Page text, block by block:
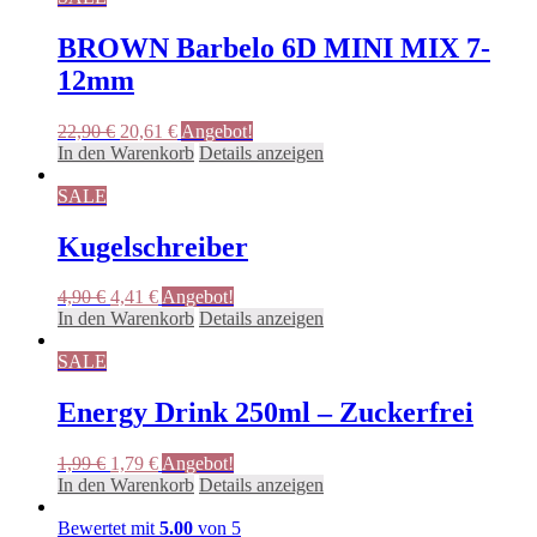
BROWN Barbelo 6D MINI MIX 7-
12mm
22,90€ Ursprünglicher
Preis
20,61 €Aktueller
Preis
Angebot!
In den Warenkorb Details anzeigen
SALE
Kugelschreiber
4,90€ Ursprünglicher
Preis
4,41 €Aktueller
Preis
Angebot!
In den Warenkorb Details anzeigen
SALE
Energy Drink 250ml – Zuckerfrei
1,99€ Ursprünglicher
Preis
1,99 €
1,79 €Aktueller
Preis
1,79 €.
Angebot!
In den Warenkorb Details anzeigen
Bewertet mit 5.00 von 5